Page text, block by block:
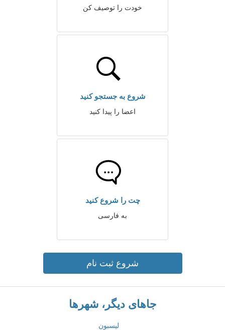
خودت را توصیف کن
شروع به جستجو کنید
اعضا را پیدا کنید
چت را شروع کنید
به فارسی
شروع ثبت نام
جاهای دیگر، شهرها
لیسبون